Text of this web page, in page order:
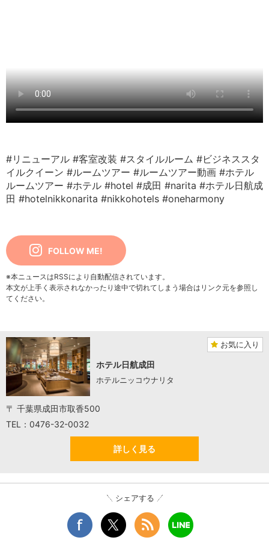
#リニューアル #客室改装 #スタイルルーム #ビジネススタ
イルクイーン #ルームツアー #ルームツアー動画 #ホテル
ルームツアー #ホテル #hotel #成田 #narita #ホテル日航成
田 #hotelnikkonarita #nikkohotels #oneharmony
FOLLOW ME!
※本ニュースはRSSにより自動配信されています。
本文が上手く表示されなかったり途中で切れてしまう場合はリンク元を参照し
てください。
お気に入り
ホテル日航成田
ホテルニッコウナリタ
〒 千葉県成田市取香500
TEL：0476-32-0032
詳しく見る
シェアする